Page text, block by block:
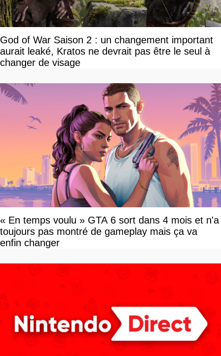
God of War Saison 2 : un changement important
aurait leaké, Kratos ne devrait pas être le seul à
changer de visage
« En temps voulu » GTA 6 sort dans 4 mois et n'a
toujours pas montré de gameplay mais ça va
enfin changer